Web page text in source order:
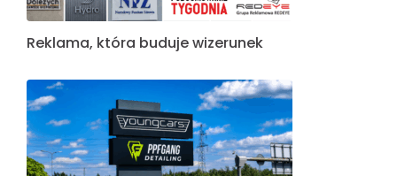
Reklama, która buduje wizerunek